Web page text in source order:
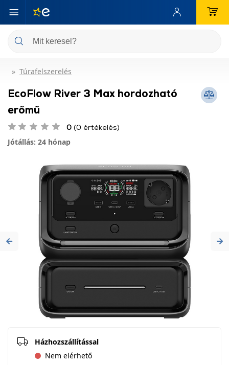
Túrafelszerelés
EcoFlow River 3 Max hordozható
erőmű
0 (0 értékelés)
Jótállás: 24 hónap
Previous
Házhozszállítással
Nem elérhető